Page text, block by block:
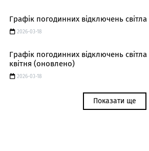
Графік погодинних відключень світла
2026-03-18
Графік погодинних відключень
квітня (оновлено)
2026-03-18
Показати ще